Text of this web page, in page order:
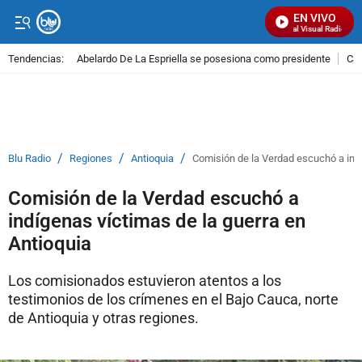
EN VIVO
Señal Visual Radio
Tendencias: Abelardo De La Espriella se posesiona como presidente
Blu Radio / Regiones / Antioquia / Comisión de la Verdad escuchó a
Comisión de la Verdad escuchó a
indígenas víctimas de la guerra en
Antioquia
Los comisionados estuvieron atentos a los
testimonios de los crímenes en el Bajo Cauca, norte
de Antioquia y otras regiones.